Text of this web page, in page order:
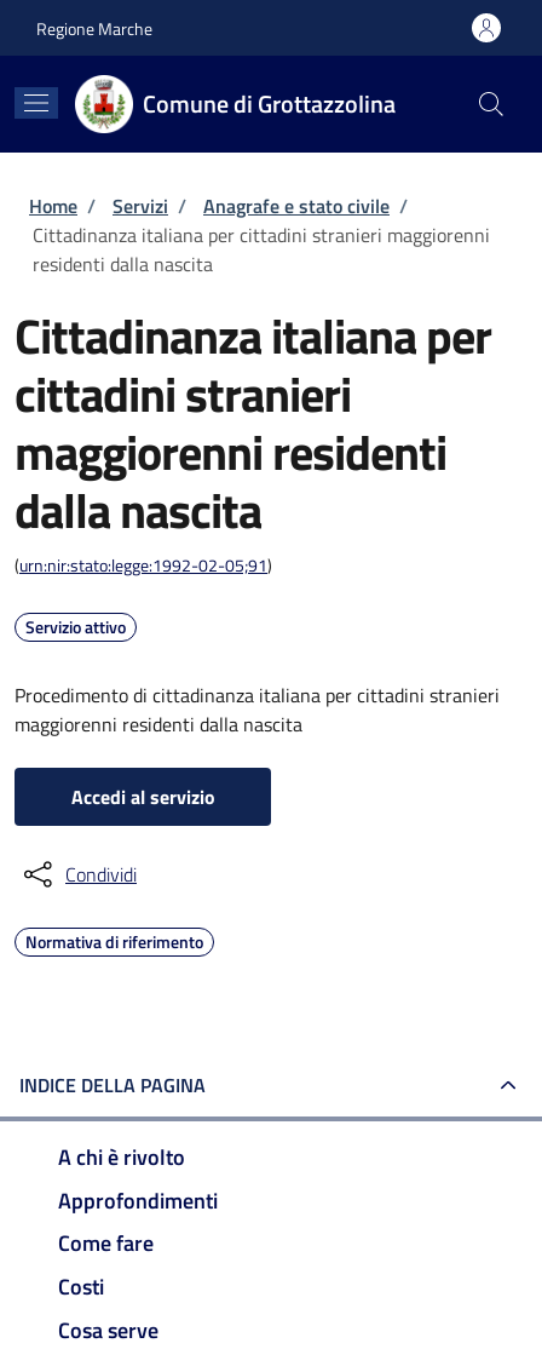
Regione Marche
Comune di Grottazzolina
Briciole di pane
Home / Servizi / Anagrafe e stato civile /
Cittadinanza italiana per cittadini stranieri maggiorenni
residenti dalla nascita
Cittadinanza italiana per
cittadini stranieri
maggiorenni residenti
dalla nascita
(urn:nir:stato:legge:1992-02-05;91)
Servizio attivo
Procedimento di cittadinanza italiana per cittadini stranieri
maggiorenni residenti dalla nascita
Accedi al servizio
Condividi
Normativa di riferimento
INDICE DELLA PAGINA
A chi è rivolto
Approfondimenti
Come fare
Costi
Cosa serve